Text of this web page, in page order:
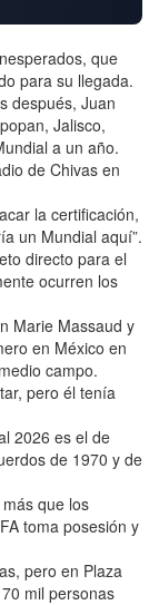
que
para su llegada.
después, Juan
Jalisco,
a un año.
de Chivas en
la certificación,
un Mundial aquí”.
directo para el
ocurren los
Marie Massaud y
en México en
campo.
pero él tenía
2026 es el de
de 1970 y de
que los
toma posesión y
pero en Plaza
mil personas